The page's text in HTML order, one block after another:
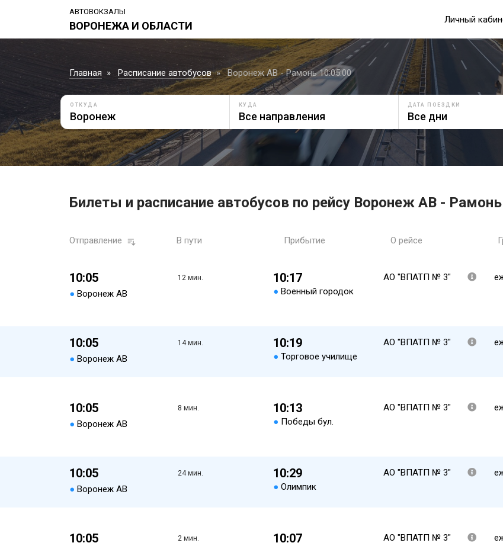
АВТОВОКЗАЛЫ
ВОРОНЕЖА И ОБЛАСТИ
Личный
Главная Расписание автобусов Воронеж АВ - Рамонь 10:05:00
ОТКУДА КУДА ДАТА ПОЕЗДКИ
Билеты и расписание автобусов по рейсу Воронеж АВ -
Отправление В пути Прибытие О рейсе
10:05
● Воронеж АВ
12 мин. 10:17
● Военный городок
АО "ВПАТП № 3"
10:05
● Воронеж АВ
14 мин. 10:19
● Торговое училище
АО "ВПАТП № 3"
10:05
● Воронеж АВ
8 мин. 10:13
● Победы бул.
АО "ВПАТП № 3"
10:05
● Воронеж АВ
24 мин. 10:29
● Олимпик
АО "ВПАТП № 3"
10:05 2 мин. 10:07 АО "ВПАТП № 3"